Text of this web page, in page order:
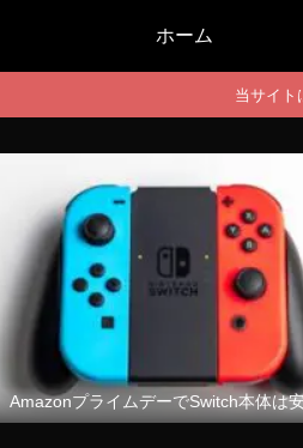
ホーム
当サイト
AmazonプライムデーでSwitch本体は